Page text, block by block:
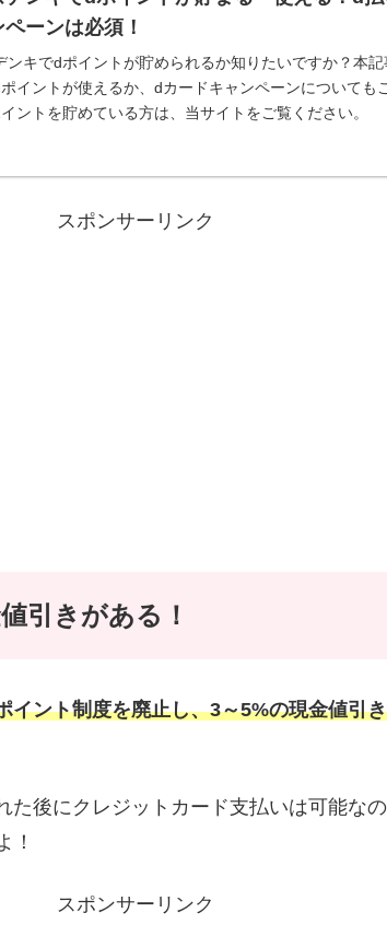
ーンは必須！
ンキでdポイントが貯められるか知りたいですか？本
イントが使えるか、dカードキャンペーンについても
ントを貯めている方は、当サイトをご覧ください。
スポンサーリンク
引きがある！
イント制度を廃止し、3～5%の現金値引
た後にクレジットカード支払いは可能な
！
スポンサーリンク